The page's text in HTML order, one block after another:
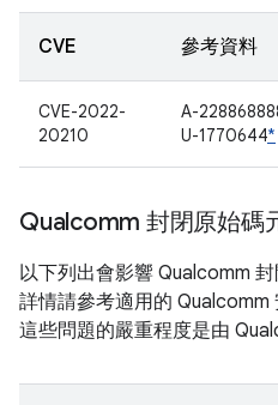
CVE 參考資料
CVE-2022-
20210
A-
U-1770644*
Qualcomm 封閉原始碼
以下列出會影響 Qualcomm
詳情請參考適用的 Qualcomm
這些問題的嚴重程度是由